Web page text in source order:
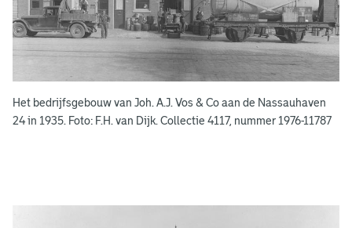
o
e
e
n
Het bedrijfsgebouw van Joh. A.J. Vos & Co aan de Nassauhaven
24 in 1935. Foto: F.H. van Dijk. Collectie 4117, nummer 1976-11787